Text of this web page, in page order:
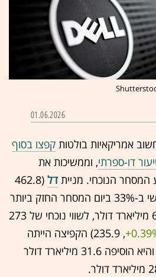
01.06.2026
אמריקאיות בולטות קפצו בסוף
דו-ספרתי, וממשיכות את
הנוכחי. מנייתדל (462.8
‏) קפצה ביום שישי ב-33% ביום המסחר החזק ביותר
בתולדותיה, והוסיפה 67.5 מיליארד דולר, לשווי נוכחי של 273
‏) הקפיצה הייתה
צנועה יותר, של 12.7%, והיא הוסיפה 31.6 מיליארד דולר